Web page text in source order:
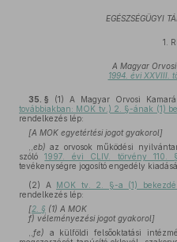
EGÉSZSÉGÜGYI
1.
A Magyar
1994. évi XXVIII.
35. § (1) A Magyar Orvosi
továbbiakban: MOK tv.) 2. §-ának (1)
rendelkezés lép:
[A MOK egyetértési jogot gyakorol]
eb) az orvosok működési
szóló1997. évi CLIV. törvény 110.
tevékenységre jogosító engedély
(2) A MOK tv. 2. §-a (1)
rendelkezés lép:
[2. § (1) A MOK
f) véleményezési jogot gyakorol]
fe) a külföldi felsőoktatási